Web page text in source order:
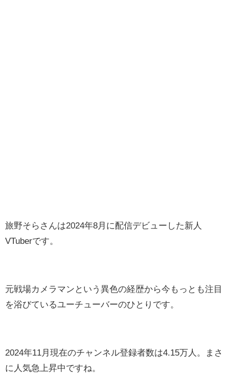
旅野そらさんは2024年8月に配信デビューした新人
VTuberです。
元戦場カメラマンという異色の経歴から今もっとも注目
を浴びているユーチューバーのひとりです。
2024年11月現在のチャンネル登録者数は4.15万人。まさ
に人気急上昇中ですね。